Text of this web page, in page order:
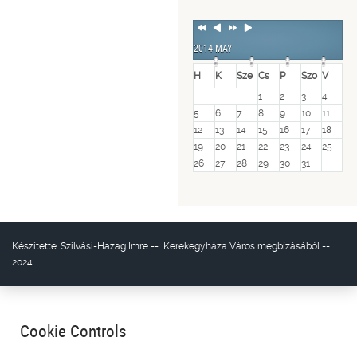
Previous
Previous
NextNext
2014 MAY
H K Sze Cs P Szo V
1
2 3
4
5
6 7 8 9 10
11
12
13 14 15 16 17
18
19
20 21 22 23 24
25
26
27 28 29 30 31
Készítette: Szilvási-Hazag Imre -- Kerekegyháza Város megbízásából --
2024.
Cookie Controls